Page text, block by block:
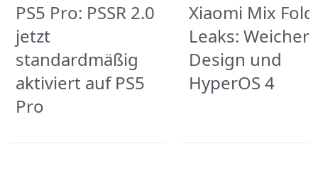
PS5 Pro: PSSR 2.0
jetzt
standardmäßig
aktiviert auf PS5
Pro
Xiaomi Mix
Leaks:
Design und
HyperOS 4